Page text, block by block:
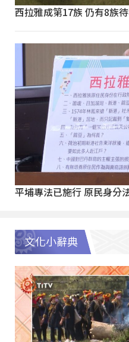
西拉雅成第17族 仍有8族
平埔專法已施行 原民身分
文化小辭典